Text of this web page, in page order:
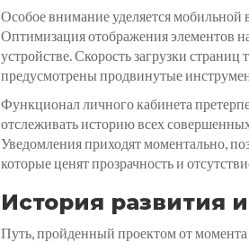
Особое внимание уделяется мобильной
Оптимизация отображения элементов
устройстве. Скорость загрузки
предусмотрены продвинутые
Функционал личного кабинета
отслеживать историю всех
Уведомления приходят моментально,
которые ценят прозрачность и
История развития
Путь, пройденный проектом от